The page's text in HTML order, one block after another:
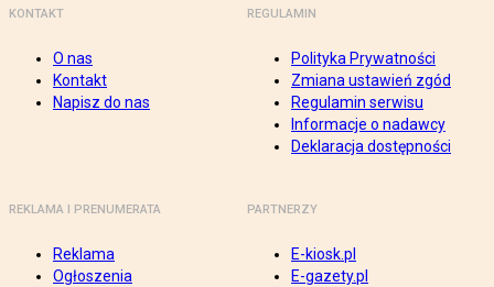
KONTAKT
O nas
Kontakt
Napisz do nas
REGULAMIN
Polityka Prywatności
Zmiana ustawień zgód
Regulamin serwisu
Informacje o nadawcy
Deklaracja dostępności
REKLAMA I PRENUMERATA
Reklama
Ogłoszenia
PARTNERZY
E-kiosk.pl
E-gazety.pl